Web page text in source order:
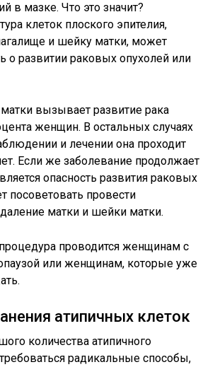
в мазке. Что это значит?
клеток плоского эпителия,
и шейку матки, может
о развитии раковых опухолей или
вызывает развитие рака
женщин. В остальных случаях
и лечении она проходит
Если же заболевание продолжает
опасность развития раковых
посоветовать провести
матки и шейки матки.
проводится женщинам с
или женщинам, которые уже
атипичных клеток
количества атипичного
радикальные способы,